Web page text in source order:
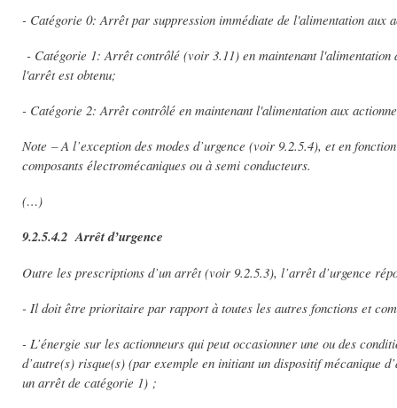
- Catégorie 0: Arrêt par suppression immédiate de l'alimentation
- Catégorie 1: Arrêt contrôlé (voir 3.11) en maintenant l'alimentation
l'arrêt est obtenu;
- Catégorie 2: Arrêt contrôlé en maintenant l'alimentation aux
Note – A l’exception des modes d’urgence (voir 9.2.5.4), et en
composants électromécaniques ou à semi conducteurs.
(…)
9.2.5.4.2 Arrêt d’urgence
Outre les prescriptions d’un arrêt (voir 9.2.5.3), l’arrêt d’urgence
- Il doit être prioritaire par rapport à toutes les autres fonctions et
- L’énergie sur les actionneurs qui peut occasionner une ou des
d’autre(s) risque(s) (par exemple en initiant un dispositif mécanique
un arrêt de catégorie 1) ;